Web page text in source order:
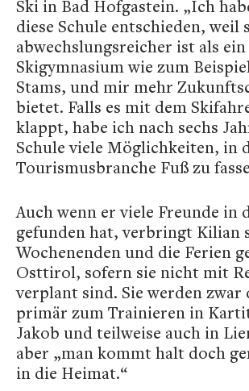
Ski in Bad Hofgastein. „Ich
diese Schule entschieden, weil
abwechslungsreicher ist als ein
Skigymnasium wie zum
Stams, und mir mehr
bietet. Falls es mit dem
klappt, habe ich nach sechs
Schule viele Möglichkeiten, in
Tourismusbranche Fuß zu
Auch wenn er viele Freunde in
gefunden hat, verbringt Kilian
Wochenenden und die Ferien
Osttirol, sofern sie nicht mit
verplant sind. Sie werden zwar
primär zum Trainieren in
Jakob und teilweise auch in
aber „man kommt halt doch
in die Heimat.“